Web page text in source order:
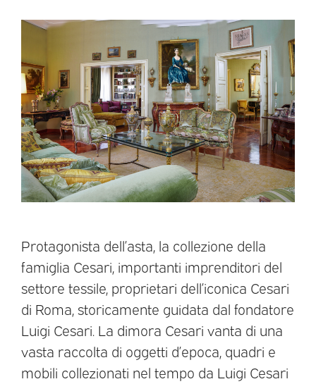
Protagonista dell’asta, la collezione della
famiglia Cesari, importanti imprenditori del
settore tessile, proprietari dell’iconica Cesari
di Roma, storicamente guidata dal fondatore
Luigi Cesari. La dimora Cesari vanta di una
vasta raccolta di oggetti d’epoca, quadri e
mobili collezionati nel tempo da Luigi Cesari